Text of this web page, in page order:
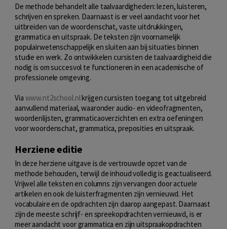
De methode behandelt alle taalvaardigheden: lezen, luisteren,
schrijven en spreken. Daarnaast is er veel aandacht voor het
uitbreiden van de woordenschat, vaste uitdrukkingen,
grammatica en uitspraak. De teksten zijn voornamelijk
populairwetenschappelijk en sluiten aan bij situaties binnen
studie en werk. Zo ontwikkelen cursisten de taalvaardigheid die
nodig is om succesvol te functioneren in een academische of
professionele omgeving.
Via www.nt2school.nlkrijgen cursisten toegang tot uitgebreid
aanvullend materiaal, waaronder audio- en videofragmenten,
woordenlijsten, grammaticaoverzichten en extra oefeningen
voor woordenschat, grammatica, preposities en uitspraak.
Herziene editie
In deze herziene uitgave is de vertrouwde opzet van de
methode behouden, terwijl de inhoud volledig is geactualiseerd.
Vrijwel alle teksten en columns zijn vervangen door actuele
artikelen en ook de luisterfragmenten zijn vernieuwd. Het
vocabulaire en de opdrachten zijn daarop aangepast. Daarnaast
zijn de meeste schrijf- en spreekopdrachten vernieuwd, is er
meer aandacht voor grammatica en zijn uitspraakopdrachten